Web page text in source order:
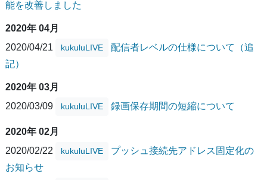
能を改善しました
2020年 04月
2020/04/21
kukuluLIVE
配信者レベルの仕様について（追
記）
2020年 03月
2020/03/09
kukuluLIVE 録画保存期間の短縮について
2020年 02月
2020/02/22
kukuluLIVE
プッシュ接続先アドレス固定化の
お知らせ